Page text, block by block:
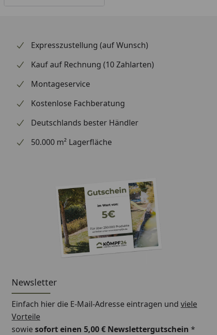
Expresszustellung (auf Wunsch)
Kauf auf Rechnung (10 Zahlarten)
Montageservice
Kostenlose Fachberatung
Deutschlands bester Händler
50.000 m² Lagerfläche
Newsletter
Einfach hier die E-Mail-Adresse eintragen und viele
Vorteile
sowiesofort einen 5,00 € Newslettergutschein *